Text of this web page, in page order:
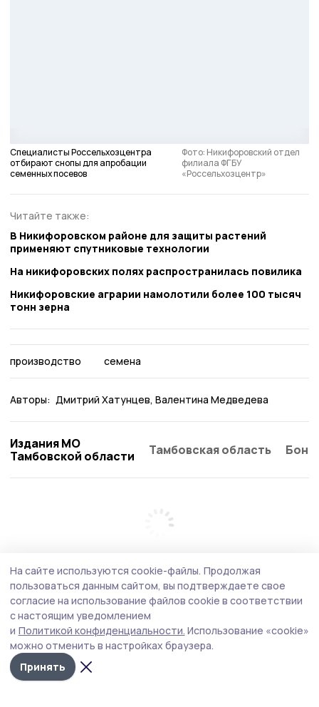
Специалисты Россельхозцентра
отбирают снопы для апробации
семенных посевов
Фото: Никифоровский отдел
филиала ФГБУ
«Россельхозцентр»
Читайте также:
В Никифоровском районе для защиты растений
применяют спутниковые технологии
На никифоровских полях распространилась повилика
Никифоровские аграрии намолотили более 100 тысяч
тонн зерна
производство семена
Авторы: Дмитрий Хатунцев Валентина Медведева
Издания МО
Тамбовской области
Тамбовская область
На сайте используются cookie-файлы. Продолжая
пользоваться данным сайтом, вы подтверждаете свое
согласие на использование файлов cookie в соответствии
с настоящим уведомлением
и Политикой конфиденциальности. Использование «cookie»
можно отменить в настройках браузера.
Принять